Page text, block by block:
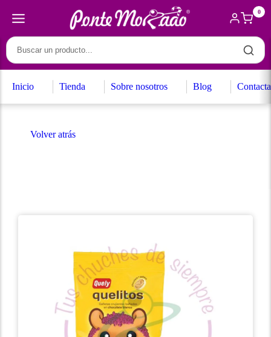
0
Inicio Tienda Sobre nosotros Blog
Volver atrás